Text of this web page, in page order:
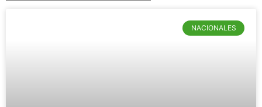
NACIONALES